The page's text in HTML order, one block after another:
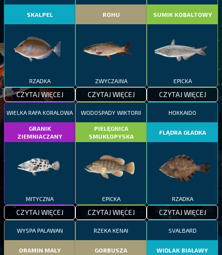
SKALPEL
RZADKA
CZYTAJ WIĘCEJ
ROHU
ZWYCZAJNA
CZYTAJ WIĘCEJ
SUMIK KOBALTOWY
EPICKA
CZYTAJ WIĘCEJ
WIELKA RAFA KORALOWA
GRANIK
ZIEMNIACZANY
MITYCZNA
CZYTAJ WIĘCEJ
WODOSPADY WIKTORII
PIELĘGNICA
SMUKŁOPYSKA
EPICKA
CZYTAJ WIĘCEJ
HOKKAIDO
FLĄDRA GŁADKA
RZADKA
CZYTAJ WIĘCEJ
WYSPA PALAWAN
ORAMIN MAŁY
RZEKA KENAI
GORBUSZA
SVALBARD
WIDLAK BIAŁAWY